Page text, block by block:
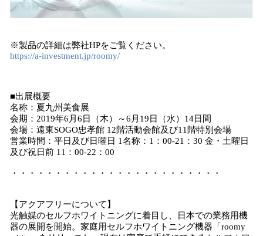
※製品の詳細は弊社HPをご覧ください。
https://a-investment.jp/roomy/
■出展概要
名称：夏九州美食展
会期：2019年6月6日（木）～6月19日（水）14日間
会場：遠東SOGO忠孝館 12階活動会館及び11階特別会場
営業時間：平日及び日曜日 1名称：1：00-21：30 金・土曜日
及び祝日前 11：00-22：00
・・・・・・・・・・・・・・・・・・・・・・・・
【アクアフリーについて】
光触媒のセルフホワイトニングに着目し、日本での業務用機
器の展開を開始。家庭用セルフホワイトニング機器「roomy